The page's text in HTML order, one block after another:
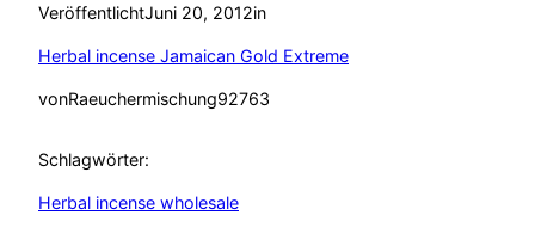
VeröffentlichtJuni 20, 2012in
Herbal incense Jamaican Gold Extreme
vonRaeuchermischung92763
Schlagwörter:
Herbal incense wholesale